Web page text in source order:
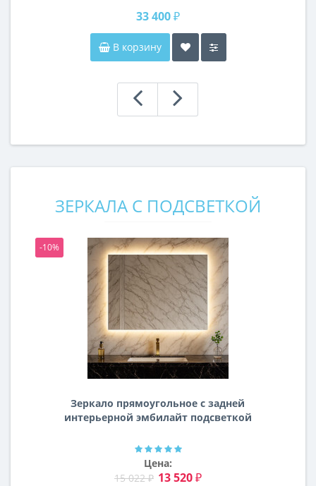
33 400 ₽
В корзину
ЗЕРКАЛА С ПОДСВЕТКОЙ
-10%
Зеркало прямоугольное с задней
интерьерной эмбилайт подсветкой
Цена:
15 022 ₽ 13 520 ₽